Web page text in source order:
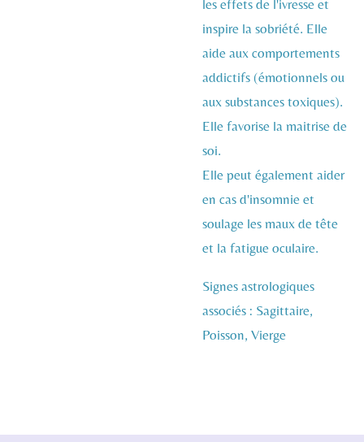
les effets de l'ivresse et
inspire la sobriété. Elle
aide aux comportements
addictifs (émotionnels ou
aux substances toxiques).
Elle favorise la maitrise de
soi.
Elle peut également aider
en cas d'insomnie et
soulage les maux de tête
et la fatigue oculaire.
Signes astrologiques
associés : Sagittaire,
Poisson, Vierge